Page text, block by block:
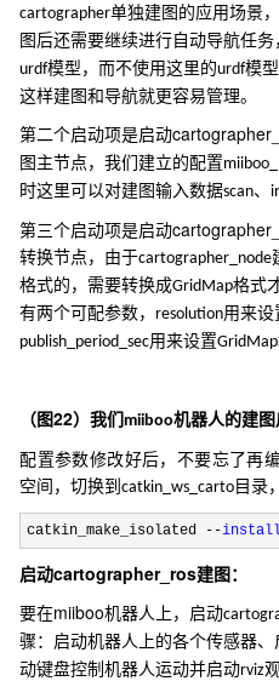
cartographer单独建图的应用场景
图后还需要继续进行自动导航任务
urdf模型，而不使用这里的urdf模
这样建图和导航就更容易管理。
第二个启动项是启动
图主节点，我们建立的配置
时这里可以对建图输入数据scan、
第三个启动项是启动
转换节点，由于cartographer_node
格式的，需要转换成GridMap格式
有两个可配参数，resolution用来设
publish_period_sec用来设置GridMap
（图22）我们miiboo机器人的建
配置参数修改好后，不要忘了再
空间，切换到catkin_ws_carto 目录
catkin_make_isolated --
启动cartographer_ros建图：
要在miiboo机器人上，启动
骤：启动机器人上的各个传感器、
动键盘控制机器人运动并启动rviz